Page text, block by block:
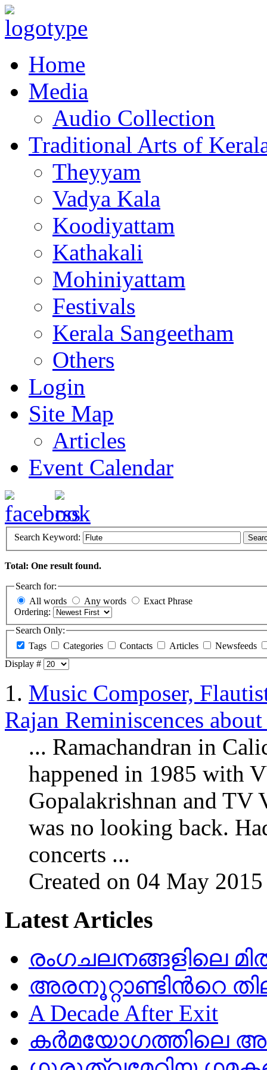
Home
Media
Audio Collection
Traditional Arts of
Theyyam
Vadya Kala
Koodiyattam
Kathakali
Mohiniyattam
Festivals
Kerala Sangeetham
Others
Login
Site Map
Articles
Event Calendar
Search Keyword:
Total: One result found.
Search for:
All words
Any words
Exact Phrase
Ordering:
Search Only:
Tags
Categories Contacts Articles
Newsfeeds
Display #
1. Music Composer,
Rajan Reminiscences
... Ramachandran in
happened in 1985 with
Gopalakrishnan and TV
was no looking back.
concerts ...
Created on 04 May 2015
Latest Articles
രംഗചലനങ്ങളിലെ
അരനൂറ്റാണ്ടിൻറെ
A Decade After Exit
കർമയോഗത്തിലെ